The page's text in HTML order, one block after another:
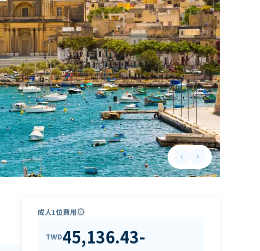
keyboard_arrow_leftPrevious slide
keyboard_arrow_rightNext slide
成人1位費用info
TWD45,136.43-